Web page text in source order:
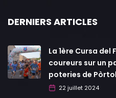
DERNIERS ARTICLES
La 1ère Cursa
coureurs sur un
poteries de Pòrtol
22 juillet 2024